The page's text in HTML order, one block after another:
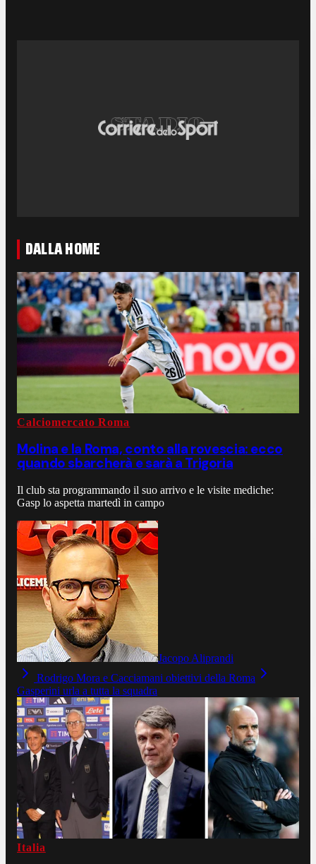
DALLA HOME
Calciomercato Roma
Molina e la Roma, conto alla rovescia: ecco
quando sbarcherà e sarà a Trigoria
Il club sta programmando il suo arrivo e le visite mediche:
Gasp lo aspetta martedì in campo
Jacopo Aliprandi
Rodrigo Mora e Cacciamani obiettivi della Roma
Gasperini urla a tutta la squadra
Italia